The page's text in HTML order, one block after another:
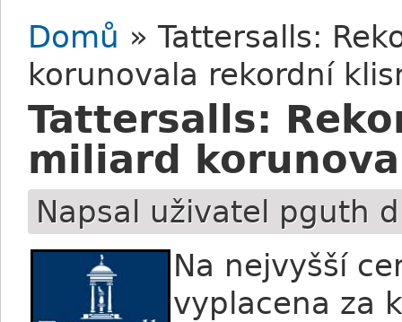
Jste zde
Domů » Tattersalls:
korunovala rekordní
Tattersalls:
miliard
Napsal uživatel pguth
Na nejvyšší
vyplacena za